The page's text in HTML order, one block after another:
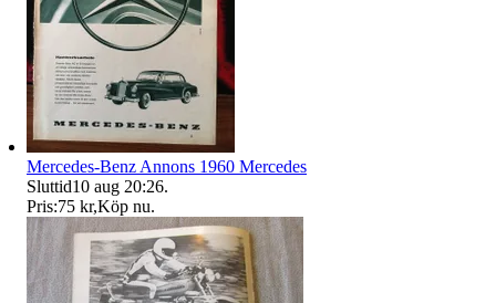
Mercedes-Benz Annons 1960 Mercedes
Sluttid10 aug 20:26.
Pris:75 kr,Köp nu.